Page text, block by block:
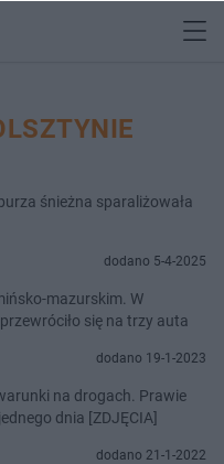
śnieżna sparaliżowała
dodano 5-4-2025
mazurskim. W
się na trzy auta
dodano 19-1-2023
na drogach. Prawie
dnia [ZDJĘCIA]
dodano 21-1-2022